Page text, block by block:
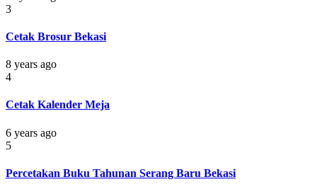
3
Cetak Brosur Bekasi
8 years ago
4
Cetak Kalender Meja
6 years ago
5
Percetakan Buku Tahunan Serang Baru Bekasi